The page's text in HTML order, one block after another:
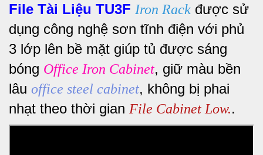
File Tài Liệu TU3F Iron Rack được sử
dụng công nghệ sơn tĩnh điện với phủ
3 lớp lên bề mặt giúp tủ được sáng
bóng Office Iron Cabinet, giữ màu bền
lâu office steel cabinet, không bị phai
nhạt theo thời gian File Cabinet Low..